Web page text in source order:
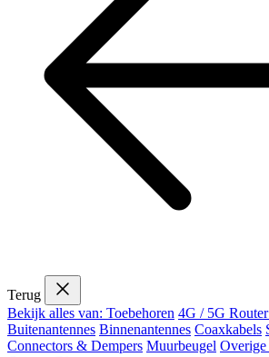
Terug
Bekijk alles van: Toebehoren 4G / 5G
Buitenantennes Binnenantennes Coaxkabels
Connectors & Dempers Muurbeugel Overige